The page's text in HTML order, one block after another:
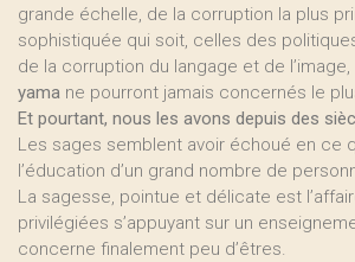
grande échelle, de la corruption la plus
sophistiquée qui soit, celles des
de la corruption du langage et de
yama ne pourront jamais concernés le
Et pourtant, nous les avons depuis des
Les sages semblent avoir échoué en ce
l’éducation d’un grand nombre de
La sagesse, pointue et délicate est
privilégiées s’appuyant sur un
concerne finalement peu d’êtres.